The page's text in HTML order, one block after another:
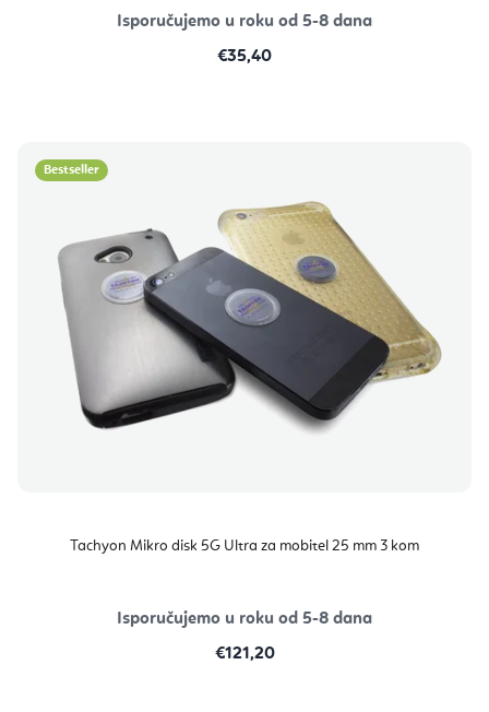
Isporučujemo u roku od 5-8 dana
€35,40
Bestseller
Tachyon Mikro disk 5G Ultra za mobitel 25 mm 3 kom
Isporučujemo u roku od 5-8 dana
€121,20